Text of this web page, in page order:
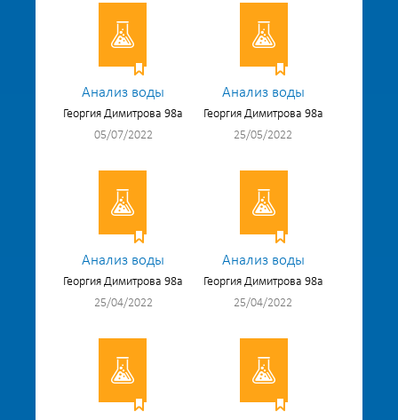
Анализ воды
Георгия Димитрова 98а
05/07/2022
Анализ воды
Георгия Димитрова 98а
25/05/2022
Анализ воды
Георгия Димитрова 98а
25/04/2022
Анализ воды
Георгия Димитрова 98а
25/04/2022